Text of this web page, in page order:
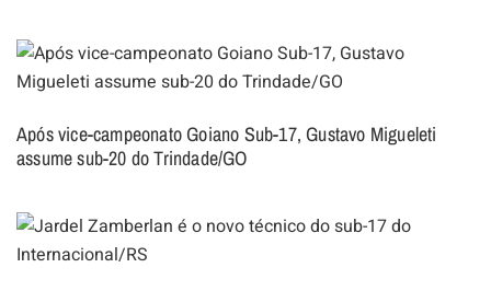
Após vice-campeonato Goiano Sub-17, Gustavo Migueleti
assume sub-20 do Trindade/GO